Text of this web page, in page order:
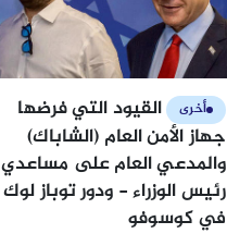
أخرى
القيود التي فرضها
جهاز الأمن العام (الشاباك)
والمدعي العام على مساعدي
رئيس الوزراء - ودور توباز لوك
في كوسوفو